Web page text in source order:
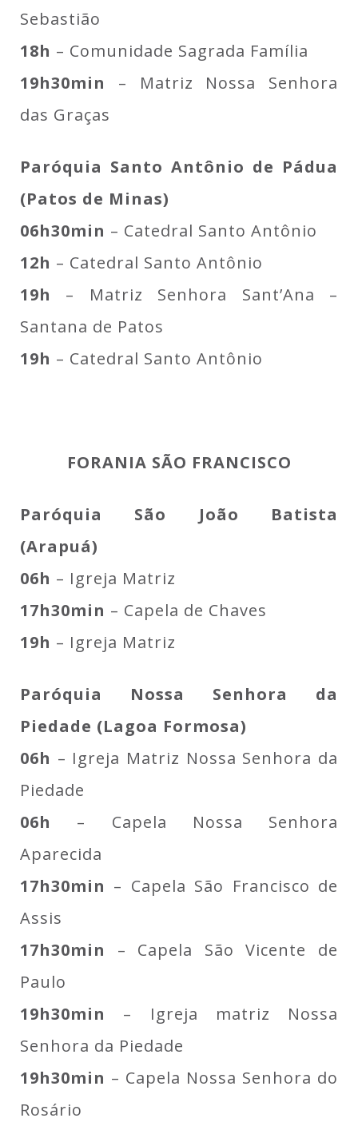
Sebastião
18h – Comunidade Sagrada Família
19h30min
– Matriz Nossa Senhora
das Graças
Paróquia Santo Antônio de Pádua
(Patos de Minas)
06h30min – Catedral Santo Antônio
12h – Catedral Santo Antônio
19h
– Matriz Senhora Sant’Ana –
Santana de Patos
19h – Catedral Santo Antônio
FORANIA SÃO FRANCISCO
Paróquia São João Batista
(Arapuá)
06h – Igreja Matriz
17h30min – Capela de Chaves
19h – Igreja Matriz
Paróquia Nossa Senhora da
Piedade (Lagoa Formosa)
06h – Igreja Matriz Nossa Senhora da
Piedade
06h
– Capela Nossa Senhora
Aparecida
17h30min – Capela São Francisco de
Assis
17h30min
– Capela São Vicente de
Paulo
19h30min
– Igreja matriz Nossa
Senhora da Piedade
19h30min – Capela Nossa Senhora do
Rosário